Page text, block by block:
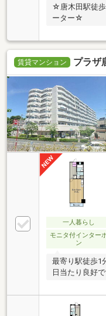
☆唐木田駅徒
ーター☆
賃貸マンション プラザ
一人暮らし
モニタ付インター
ン
最寄り駅徒歩1
日当たり良好